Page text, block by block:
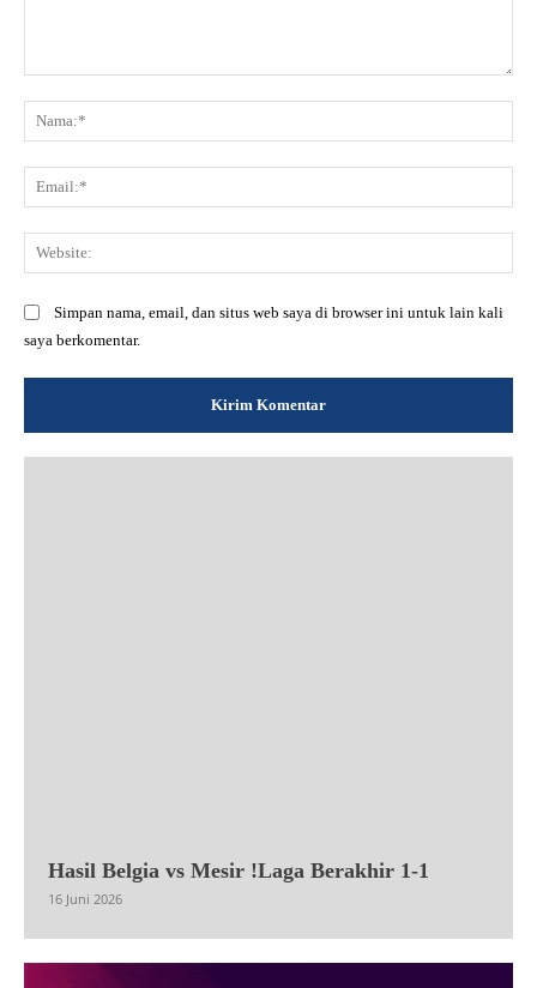
Simpan nama, email, dan situs web saya di browser ini untuk lain kali
saya berkomentar.
Hasil Belgia vs Mesir !Laga Berakhir 1-1
16 Juni 2026